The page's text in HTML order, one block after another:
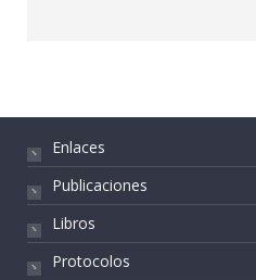
Enlaces
Publicaciones
Libros
Protocolos